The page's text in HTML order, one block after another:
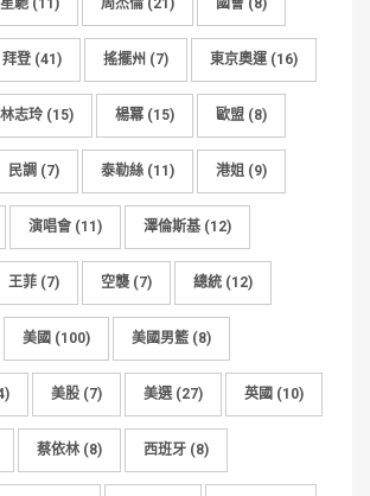
馳 (11) 周杰倫 (21) 國會 (8)
拜登 (41) 搖擺州 (7) 東京奧運(16)
林志玲 (15) 楊冪 (15) 歐盟 (8)
民調 (7) 泰勒絲 (11) 港姐 (9)
演唱會 (11) 澤倫斯基 (12)
王菲 (7) 空襲 (7) 總統 (12)
美國 (100) 美國男籃 (8)
美股 (7) 美選(27) 英國 (10)
蔡依林 (8) 西班牙 (8)